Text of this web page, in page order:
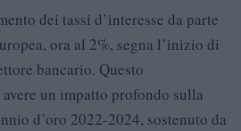
dei tassi d’interesse da parte
ora al 2%, segna l’inizio di
bancario. Questo
un impatto profondo sulla
d’oro 2022-2024, sostenuto da